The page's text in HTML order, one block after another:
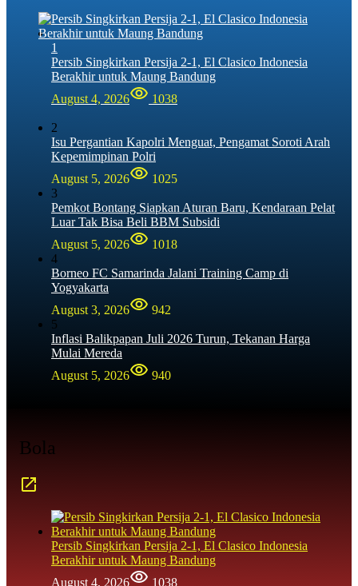
1
Persib Singkirkan Persija 2-1, El Clasico Indonesia
Berakhir untuk Maung Bandung
August 4, 2026
1038
2
Isu Pergantian Kapolri Menguat, Pengamat Soroti Arah
Kepemimpinan Polri
August 5, 2026
1025
3
Pemkot Bontang Siapkan Aturan Baru, Kendaraan Pelat
Luar Tak Bisa Beli BBM Subsidi
August 5, 2026
1018
4
Borneo FC Samarinda Jalani Training Camp di
Yogyakarta
August 3, 2026
942
5
Inflasi Balikpapan Juli 2026 Turun, Tekanan Harga
Mulai Mereda
August 5, 2026
940
Bola
Persib Singkirkan Persija 2-1, El Clasico Indonesia
Berakhir untuk Maung Bandung
August 4, 2026
1038